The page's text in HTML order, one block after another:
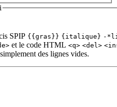
SPIP {{gras}} {italique} -
et le code HTML <q> <del>
des lignes vides.